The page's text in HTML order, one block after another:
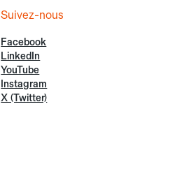
Suivez-nous
Facebook
LinkedIn
YouTube
Instagram
X (Twitter)